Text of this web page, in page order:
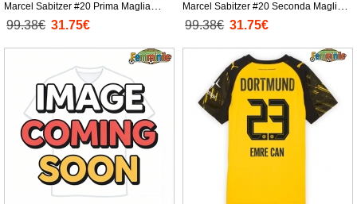
Marcel Sabitzer #20 Prima Maglia
Femminile 2025-26 Manica Corta
99.38€ 31.75€
Marcel Sabitzer #20 Seconda Maglia
Femminile 2025-26 Manica Corta
99.38€ 31.75€